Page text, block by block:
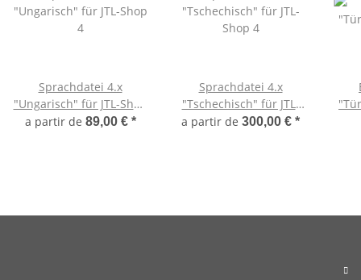
Sprachdatei 4.x
"Ungarisch" für JTL-Shop
4
a partir de 89,00 € *
Sprachdatei 4.x
"Tschechisch" für JTL-
Shop 4
a partir de 300,00 € *